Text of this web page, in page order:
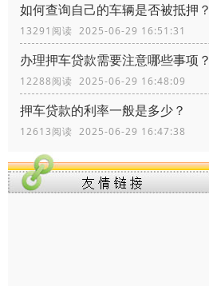
如何查询自己的车辆是否被抵押？
13291阅读 2025-06-29 16:51:31
办理押车贷款需要注意哪些事项？
12288阅读 2025-06-29 16:48:09
押车贷款的利率一般是多少？
12613阅读 2025-06-29 16:47:38